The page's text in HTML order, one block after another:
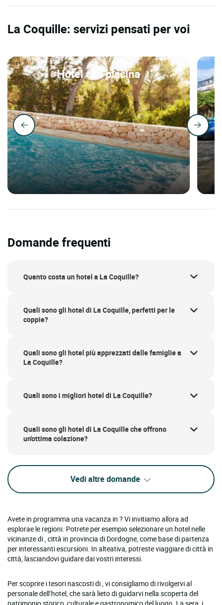
La Coquille: servizi pensati per voi
Hotel con piscina
Domande frequenti
Quanto costa un hotel a La Coquille?
Quali sono gli hotel di La Coquille, perfetti per le
coppie?
Quali sono gli hotel più apprezzati dalle famiglie a
La Coquille?
Quali sono i migliori hotel di La Coquille?
Quali sono gli hotel di La Coquille che offrono
un'ottima colazione?
Vedi altre domande
Avete in programma una vacanza in ? Vi invitiamo allora ad
esplorae le regioni. Potrete per esempio selezionare un hotel nelle
vicinanze di , città in provincia di Dordogne, come base di partenza
per interessanti escursioni. In alteativa, potreste viaggiare di città in
città, lasciandovi guidare dai vostri interessi.
Per scoprire i tesori nascosti di , vi consigliamo di rivolgervi al
personale dell’hotel, che sarà lieto di guidarvi nella scoperta del